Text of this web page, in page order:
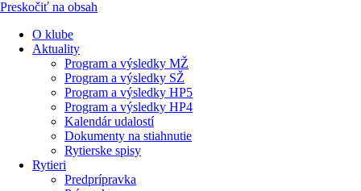
Preskočiť na obsah
O klube
Aktuality
Program a výsledky MŽ
Program a výsledky SŽ
Program a výsledky HP5
Program a výsledky HP4
Kalendár udalostí
Dokumenty na stiahnutie
Rytierske spisy
Rytieri
Predprípravka